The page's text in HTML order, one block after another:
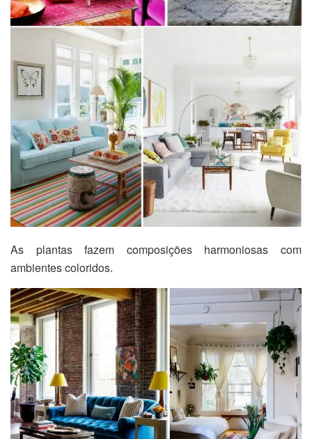
As plantas fazem composições harmoniosas com
ambientes coloridos.